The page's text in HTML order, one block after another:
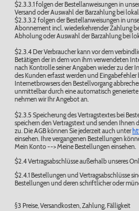
$2.3.3.1 folgen der Bestellanweisungen in
Versand oder Auswahl der Barzahlung bei
$2.3.3.2 folgen der Bestellanweisungen in
Abonnement incl. wiederkehrender Zahlung
Abholung oder Auswahl der Barzahlung bei
$2.3.4 Der Verbraucher kann vor dem
Betätigen der in dem von ihm verwendeten
nach Kontrolle seiner Angaben wieder zu der
des Kunden erfasst werden und
Internetbrowsers den Bestellvorgang
unmittelbar durch eine automatisch
nehmen wir Ihr Angebot an.
$2.3.5 Speicherung des Vertragstextes bei
speichern den Vertragstext und senden Ihnen
zu. Die AGB können Sie jederzeit auch unter
einsehen. Ihre vergangenen Bestellungen
Mein Konto --> Meine Bestellungen einsehen.
$2.4 Vertragsabschlüsse außerhalb unseres
$2.4.1 Bestellungen und Vertragsabschlüsse
Bestellungen und deren schriftlicher oder
§3 Preise, Versandkosten, Zahlung, Fälligkeit